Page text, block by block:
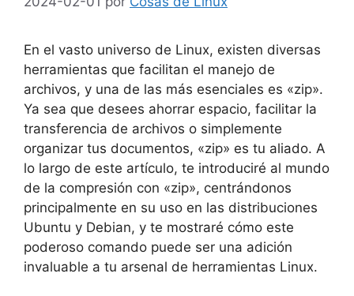
En el vasto universo de Linux, existen diversas
herramientas que facilitan el manejo de
archivos, y una de las más esenciales es «zip».
Ya sea que desees ahorrar espacio, facilitar la
transferencia de archivos o simplemente
organizar tus documentos, «zip» es tu aliado. A
lo largo de este artículo, te introduciré al mundo
de la compresión con «zip», centrándonos
principalmente en su uso en las distribuciones
Ubuntu y Debian, y te mostraré cómo este
poderoso comando puede ser una adición
invaluable a tu arsenal de herramientas Linux.